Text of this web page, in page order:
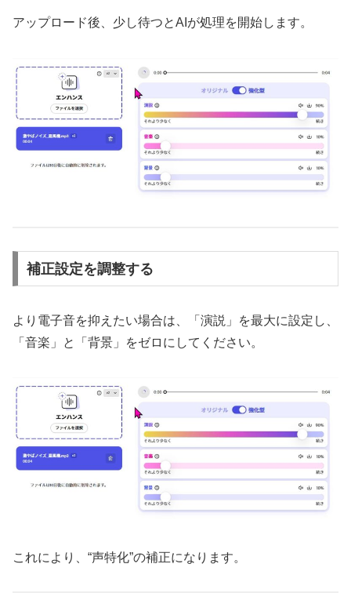
アップロード後、少し待つとAIが処理を開始します。
補正設定を調整する
より電子音を抑えたい場合は、「演説」を最大に設定し、
「音楽」と「背景」をゼロにしてください。
これにより、“声特化”の補正になります。